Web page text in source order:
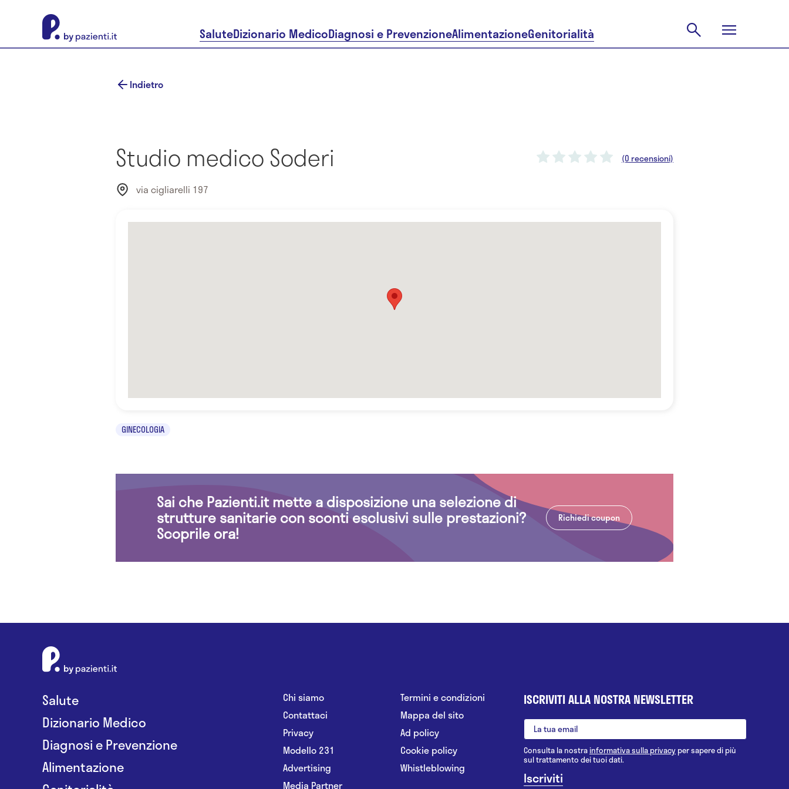
SaluteDizionario MedicoDiagnosi e PrevenzioneAlimentazioneGenitorialità
Indietro
Studio medico Soderi (0 recensioni)
via cigliarelli 197
GINECOLOGIA
Sai che Pazienti.it mette a disposizione una selezione di
strutture sanitarie con sconti esclusivi sulle prestazioni?
Scoprile ora!
Richiedi coupon
Salute
Dizionario Medico
Diagnosi e Prevenzione
Alimentazione
Chi siamo
Contattaci
Privacy
Modello 231
Advertising
Media Partner
Termini e condizioni
Mappa del sito
Ad policy
Cookie policy
Whistleblowing
ISCRIVITI ALLA NOSTRA NEWSLETTER
Consulta la nostrainformativa sulla privacy per sapere di più
sul trattamento dei tuoi dati.